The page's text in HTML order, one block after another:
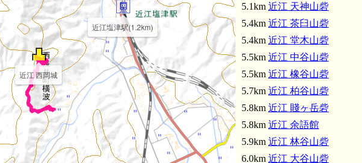
近江塩津駅(1.2km)
近江 西岡城
近江 茂山砦
5.1km 近江 天神山砦
5.4km 近江 茶臼山砦
5.4km 近江 堂木山砦
5.5km 近江 中谷山砦
5.5km 近江 橡谷山砦
5.7km 近江 柏谷山砦
5.8km 近江 賤ヶ岳砦
5.8km 近江 余語館
5.9km 近江 林谷山砦
6.0km 近江 大谷山砦